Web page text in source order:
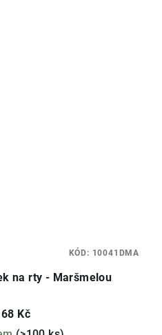
na rty - Maršmelou
68 Kč
KÓD: 10041DMA